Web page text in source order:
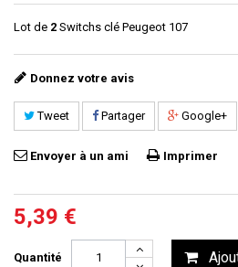
Lot de 2 Switchs clé Peugeot 107
Donnez votre avis
Tweet Partager Google+
Envoyer à un ami Imprimer
5,39 €
Quantité